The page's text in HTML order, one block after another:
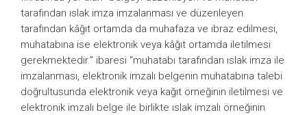
tarafından ıslak imza imzalanması ve düzenleyen
tarafından kâğıt ortamda da muhafaza ve ibraz edilmesi,
muhatabına ise elektronik veya kâğıt ortamda iletilmesi
gerekmektedir.” ibaresi “muhatabı tarafından ıslak imza ile
imzalanması, elektronik imzalı belgenin muhatabına talebi
doğrultusunda elektronik veya kağıt örneğinin iletilmesi ve
elektronik imzalı belge ile birlikte ıslak imzalı örneğinin